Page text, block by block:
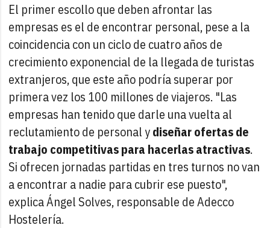
El primer escollo que deben afrontar las
empresas es el de encontrar personal, pese a la
coincidencia con un ciclo de cuatro años de
crecimiento exponencial de la llegada de turistas
extranjeros, que este año podría superar por
primera vez los 100 millones de viajeros. "Las
empresas han tenido que darle una vuelta al
reclutamiento de personal ydiseñar ofertas de
trabajo competitivas para hacerlas atractivas.
Si ofrecen jornadas partidas en tres turnos no van
a encontrar a nadie para cubrir ese puesto",
explica Ángel Solves, responsable de Adecco
Hostelería.